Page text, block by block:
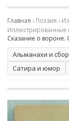
Главная Поэзия
Иллюстрированные
Сказание о вороне.
Альманахи и
Сатира и юмор